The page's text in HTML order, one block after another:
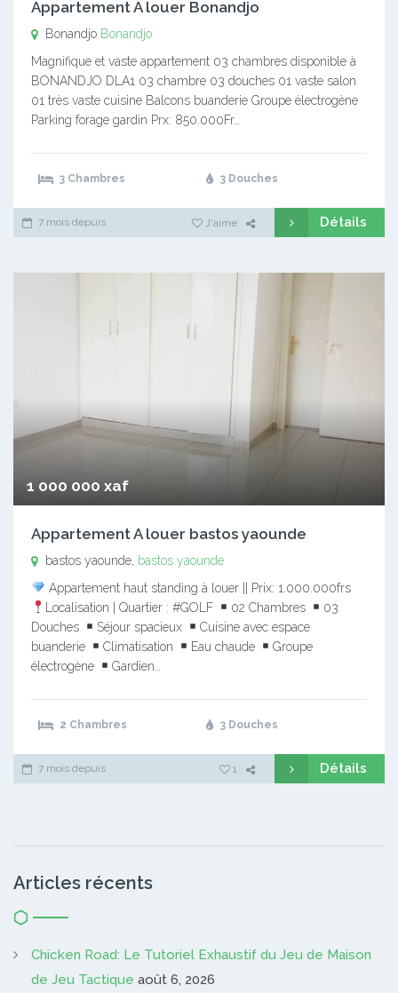
Appartement A louer Bonandjo
Bonandjo Bonandjo
Magnifique et vaste appartement 03 chambres disponible à
BONANDJO DLA1 03 chambre 03 douches 01 vaste salon
01 très vaste cuisine Balcons buanderie Groupe électrogène
Parking forage gardin Prx: 850.000Fr…
3 Chambres 3 Douches
7 mois depuis J'aime Détails
1 000 000 xaf
Appartement A louer bastos yaounde
bastos yaounde, bastos yaounde
Appartement haut standing à louer || Prix: 1.000.000frs
Localisation | Quartier : #GOLF
02 Chambres
03
Douches
Séjour spacieux
Cuisine avec espace
buanderie
Climatisation Eau chaude
Groupe
électrogène
Gardien…
2 Chambres 3 Douches
7 mois depuis 1 Détails
Articles récents
Chicken Road: Le Tutoriel Exhaustif du Jeu de Maison
de Jeu Tactique août 6, 2026